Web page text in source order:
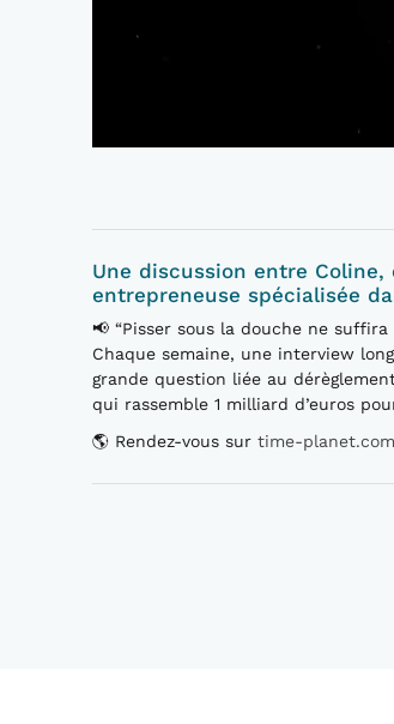
Une discussion entre
entrepreneuse spécialisée
📢 “Pisser sous la douche ne
Chaque semaine, une interview
grande question liée au
qui rassemble 1 milliard d’euros
🌎 Rendez-vous sur time-planet.com